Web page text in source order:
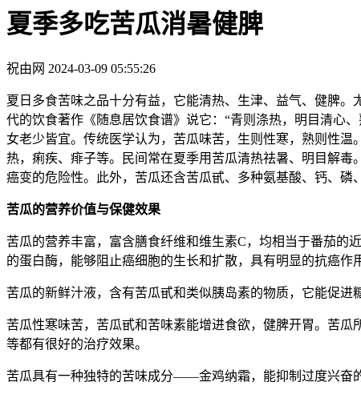
夏季多吃苦瓜消暑健脾
祝由网 2024-03-09 05:55:26
夏日多食苦味之品十分有益，它能清热、生津、益气、健脾
代的饮食著作《随息居饮食谱》说它：“青则涤热，明目清心
女老少皆宜。传统医学认为，苦瓜味苦，生则性寒，熟则性
热，痢疾、痱子等。民间常在夏季用苦瓜清热祛暑、明目解
癌变的危险性。此外，苦瓜还含苦瓜甙、多种氨基酸、钙、磷
苦瓜的营养价值与保健效果
苦瓜的营养丰富，富含膳食纤维和维生素C，均相当于番茄的
的蛋白酶，能够阻止癌细胞的生长和扩散，具有明显的抗癌作
苦瓜的新鲜汁液，含有苦瓜甙和类似胰岛素的物质，它能促
苦瓜性寒味苦，苦瓜甙和苦味素能增进食欲，健脾开胃。苦
等都有很好的治疗效果。
苦瓜具有一种独特的苦味成分——金鸡纳霜，能抑制过度兴奋